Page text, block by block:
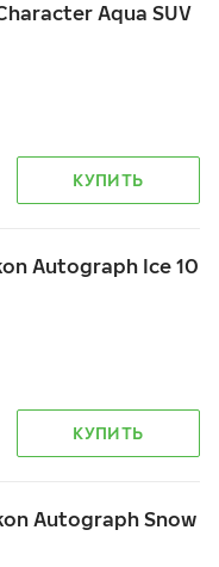
Aqua SUV
КУПИТЬ
Autograph Ice 10
КУПИТЬ
Autograph Snow